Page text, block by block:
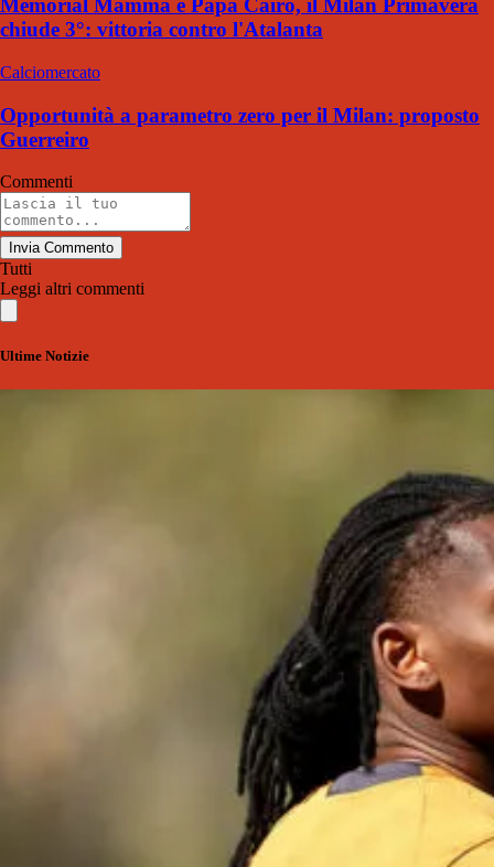
Memorial Mamma e Papà Cairo, il Milan Primavera
chiude 3°: vittoria contro l'Atalanta
Calciomercato
Opportunità a parametro zero per il Milan: proposto
Guerreiro
Commenti
Invia Commento
Tutti
Leggi altri commenti
Ultime Notizie